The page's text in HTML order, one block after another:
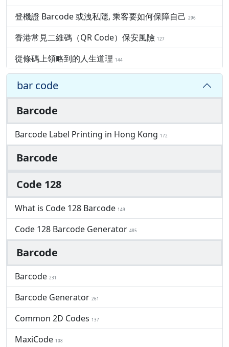
登機證 Barcode 或洩私隱, 乘客要如何保障自己 296
香港常見二維碼（QR Code）保安風險 127
從條碼上領略到的人生道理 144
bar code
Barcode
Barcode Label Printing in Hong Kong 172
Barcode
Code 128
What is Code 128 Barcode 149
Code 128 Barcode Generator 485
Barcode
Barcode 231
Barcode Generator 261
Common 2D Codes 137
MaxiCode 108